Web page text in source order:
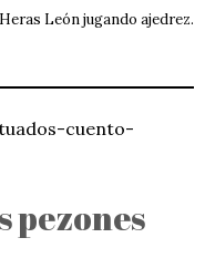
León jugando ajedrez.
pezones